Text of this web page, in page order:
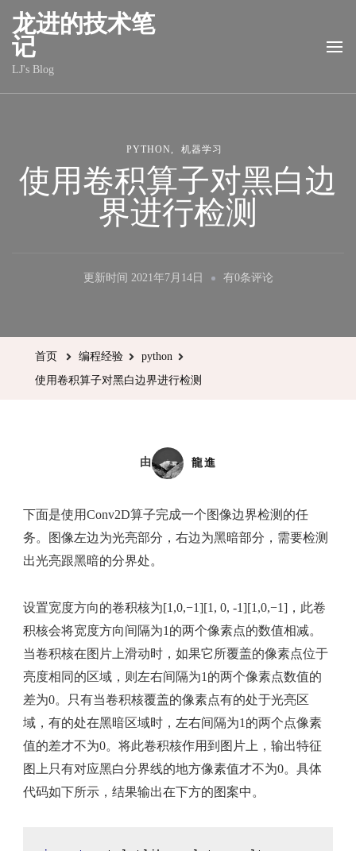
龙进的技术笔
记
LJ's Blog
PYTHON 机器学习
使用卷积算子对黑白边
界进行检测
更新时间 2021年7月14日
使
界
进
有0条评论
首页 编程经验 python
使用卷积算子对黑白边界进行检测
由 龍進
下面是使用Conv2D算子完成一个图像边界检测的任
务。图像左边为光亮部分，右边为黑暗部分，需要检测
出光亮跟黑暗的分界处。
设置宽度方向的卷积核为[1,0,−1][1, 0, -1][1,0,−1]，此卷
积核会将宽度方向间隔为1的两个像素点的数值相减。
当卷积核在图片上滑动时，如果它所覆盖的像素点位于
亮度相同的区域，则左右间隔为1的两个像素点数值的
差为0。只有当卷积核覆盖的像素点有的处于光亮区
域，有的处在黑暗区域时，左右间隔为1的两个点像素
值的差才不为0。将此卷积核作用到图片上，输出特征
图上只有对应黑白分界线的地方像素值才不为0。具体
代码如下所示，结果输出在下方的图案中。